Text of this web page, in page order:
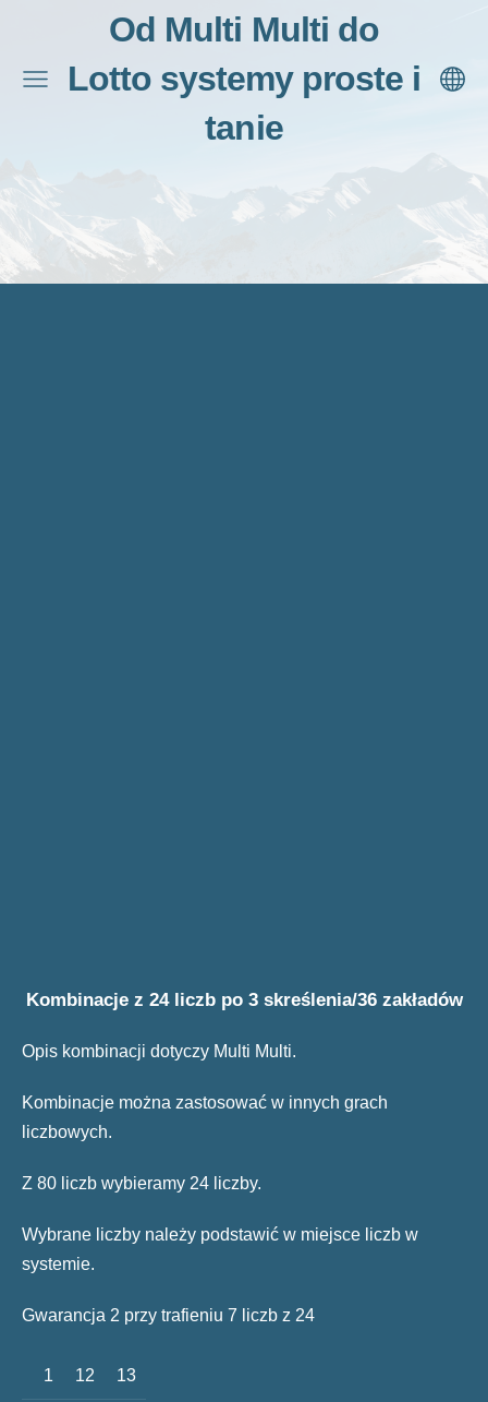
Od Multi Multi do
Lotto systemy proste i
tanie
Kombinacje z 24 liczb po 3 skreślenia/36 zakładów
Opis kombinacji dotyczy Multi Multi.
Kombinacje można zastosować w innych grach
liczbowych.
Z 80 liczb wybieramy 24 liczby.
Wybrane liczby należy podstawić w miejsce liczb w
systemie.
Gwarancja 2 przy trafieniu 7 liczb z 24
1 12 13